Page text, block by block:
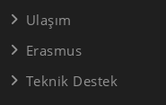
Ulaşım
Erasmus
Teknik Destek